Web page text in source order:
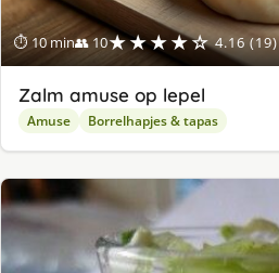
⏱ 10 min👥 10★★★★☆ 4.16 (19)
Zalm amuse op lepel
Amuse Borrelhapjes & tapas